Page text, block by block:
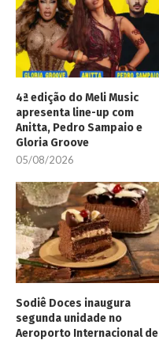
4ª edição do Meli Music
apresenta line-up com
Anitta, Pedro Sampaio e
Gloria Groove
05/08/2026
Sodiê Doces inaugura
segunda unidade no
Aeroporto Internacional de